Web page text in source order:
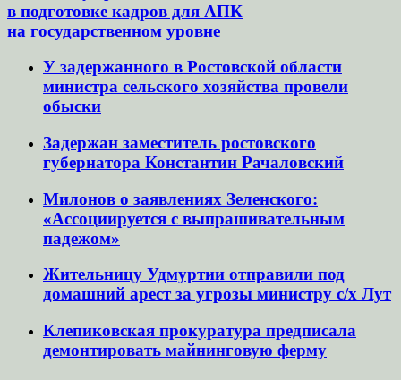
в подготовке кадров для АПК
на государственном уровне
У задержанного в Ростовской области
министра сельского хозяйства провели
обыски
Задержан заместитель ростовского
губернатора Константин Рачаловский
Милонов о заявлениях Зеленского:
«Ассоциируется с выпрашивательным
падежом»
Жительницу Удмуртии отправили под
домашний арест за угрозы министру с/х Лут
Клепиковская прокуратура предписала
демонтировать майнинговую ферму